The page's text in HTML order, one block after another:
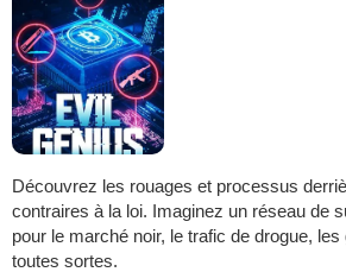
Découvrez les rouages et processus
contraires à la loi. Imaginez un réseau de
pour le marché noir, le trafic de drogue,
toutes sortes.